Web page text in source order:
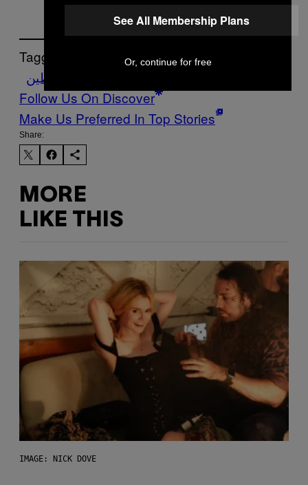
Tagged:
فلسطين
Follow Us On Discover
Make Us Preferred In Top Stories
Share:
MORE
LIKE THIS
IMAGE: NICK DOVE
See All Membership Plans
Or, continue for free